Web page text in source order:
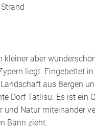
kleiner aber
liegt. Eingebettet
aus Bergen
Dorf Tatlisu. Es ist ein
und Natur miteinander
Bann zieht.